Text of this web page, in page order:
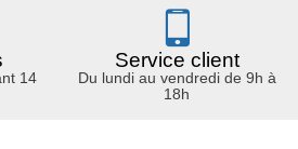
14
Service client
Du lundi au vendredi de 9h à
18h